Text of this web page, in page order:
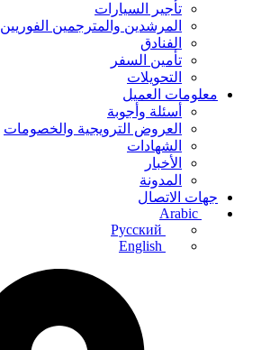
تأجير السيارات
المرشدين والمترجمين الفوريين
الفنادق
تأمين السفر
التحويلات
معلومات العميل
أسئلة وأجوبة
العروض الترويجية والخصومات
الشهادات
الأخبار
المدونة
جهات الاتصال
Arabic
Русский
English